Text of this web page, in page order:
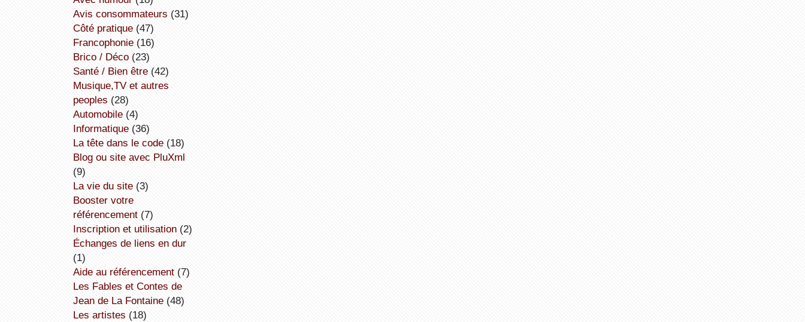
avis consommateurs (31)
côté pratique(47)
Francophonie(16)
Brico / Déco(23)
Santé / Bien être(42)
Musique,TV et autres
peoples (28)
Automobile(4)
informatique(36)
la tête dans le code(18)
Blog ou site avec PluXml
(9)
la vie du site(3)
booster votre
référencement(7)
inscription et utilisation(2)
échanges de liens en dur
(1)
aide au référencement(7)
Les Fables et Contes de
Jean de La Fontaine(48)
Les artistes (18)